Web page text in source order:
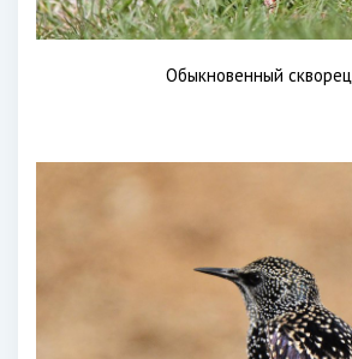
Обыкновенный скворец